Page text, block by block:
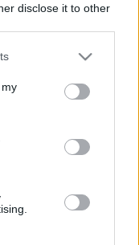
disclose it to other
or more Google
You may click to
third-party tags to
in below Google
μέρος που
εξελίσσει την
την
δημιουργική
κτίρια της